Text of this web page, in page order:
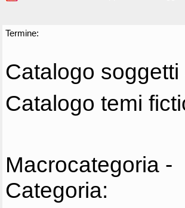
Termine:
Catalogo soggetti
Catalogo temi
Macrocategoria -
Categoria: